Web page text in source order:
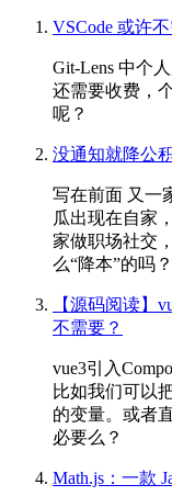
VSCode 或许
Git-Lens 中个
还需要收费，
呢？
没通知就降公
写在前面 又一
瓜出现在自家
家做职场社交
么“降本”的吗
【源码阅读】
不需要？
vue3引入
比如我们可以
的变量。或者
必要么？
Math.js：一款